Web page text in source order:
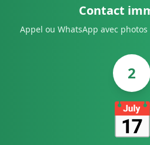
Contact
Appel ou WhatsApp avec
2
📅